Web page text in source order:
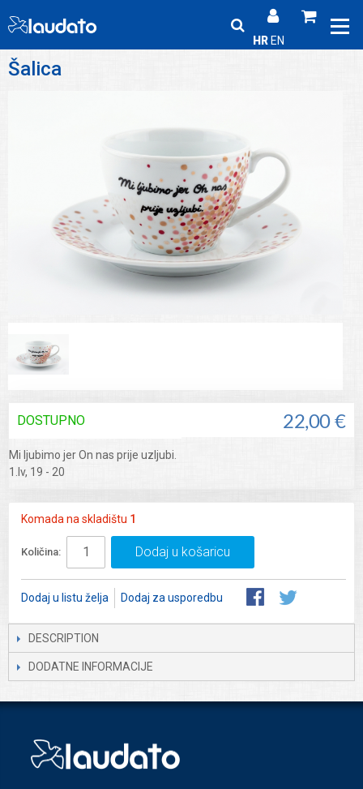
HR EN
Šalica
22,00 €
DOSTUPNO
Mi ljubimo jer On nas prije uzljubi.
1.Iv, 19 - 20
Komada na skladištu 1
Količina: Dodaj u košaricu
Dodaj u listu želja Dodaj za usporedbu
DESCRIPTION
DODATNE INFORMACIJE